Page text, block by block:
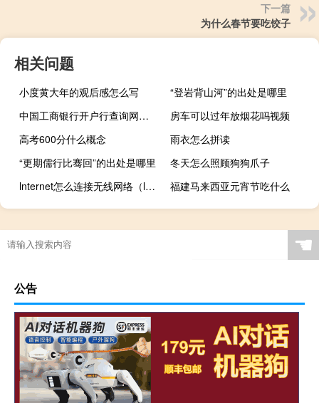
下一篇
为什么春节要吃饺子
相关问题
小度黄大年的观后感怎么写
“登岩背山河”的出处是哪里
中国工商银行开户行查询网站（中国工商银行开户行查询）
房车可以过年放烟花吗视频
高考600分什么概念
雨衣怎么拼读
“更期儒行比骞回”的出处是哪里
冬天怎么照顾狗狗爪子
lnternet怎么连接无线网络（lnternet）
福建马来西亚元宵节吃什么
☚
公告